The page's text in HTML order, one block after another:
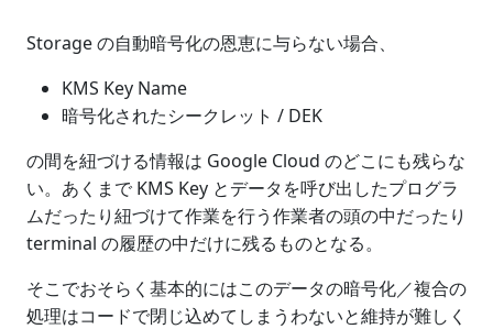
Storage の自動暗号化の恩恵に与らない場合、
KMS Key Name
暗号化されたシークレット / DEK
の間を紐づける情報は Google Cloud のどこにも残らな
い。あくまで KMS Key とデータを呼び出したプログラ
ムだったり紐づけて作業を行う作業者の頭の中だったり
terminal の履歴の中だけに残るものとなる。
そこでおそらく基本的にはこのデータの暗号化／複合の
処理はコードで閉じ込めてしまうわないと維持が難しく